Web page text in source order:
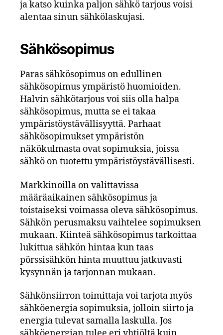
ja katso kuinka paljon sähkö tarjous voisi
alentaa sinun sähkölaskujasi.
Sähkösopimus
Paras sähkösopimus on edullinen
sähkösopimus ympäristö huomioiden.
Halvin sähkötarjous voi siis olla halpa
sähkösopimus, mutta se ei takaa
ympäristöystävällisyyttä. Parhaat
sähkösopimukset ympäristön
näkökulmasta ovat sopimuksia, joissa
sähkö on tuotettu ympäristöystävällisesti.
Markkinoilla on valittavissa
määräaikainen sähkösopimus ja
toistaiseksi voimassa oleva sähkösopimus.
Sähkön perusmaksu vaihtelee sopimuksen
mukaan. Kiinteä sähkösopimus tarkoittaa
lukittua sähkön hintaa kun taas
pörssisähkön hinta muuttuu jatkuvasti
kysynnän ja tarjonnan mukaan.
Sähkönsiirron toimittaja voi tarjota myös
sähköenergia sopimuksia, jolloin siirto ja
energia tulevat samalla laskulla. Jos